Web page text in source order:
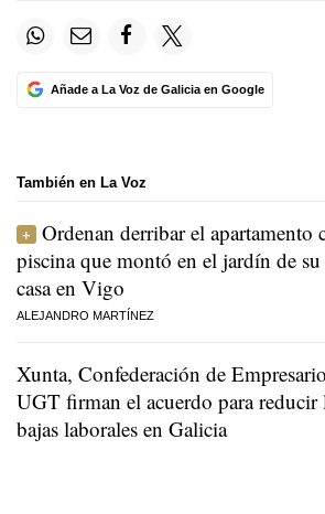
Añade a La Voz de Galicia en Google
También en La Voz
Ordenan derribar el apartamento
piscina que montó en el jardín de su
casa en Vigo
ALEJANDRO MARTÍNEZ
Xunta, Confederación de
UGT firman el acuerdo para reducir
bajas laborales en Galicia